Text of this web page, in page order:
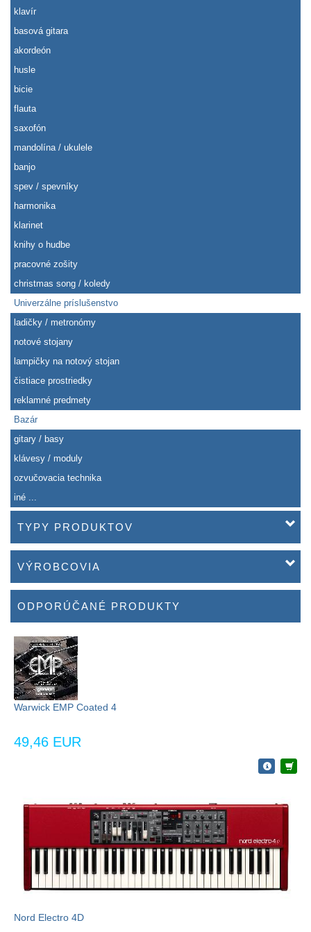
klavír
basová gitara
akordeón
husle
bicie
flauta
saxofón
mandolína / ukulele
banjo
spev / spevníky
harmonika
klarinet
knihy o hudbe
pracovné zošity
christmas song / koledy
Univerzálne príslušenstvo
ladičky / metronómy
notové stojany
lampičky na notový stojan
čistiace prostriedky
reklamné predmety
Bazár
gitary / basy
klávesy / moduly
ozvučovacia technika
iné ...
TYPY PRODUKTOV
VÝROBCOVIA
ODPORÚČANÉ PRODUKTY
Warwick EMP Coated 4
49,46 EUR
Nord Electro 4D